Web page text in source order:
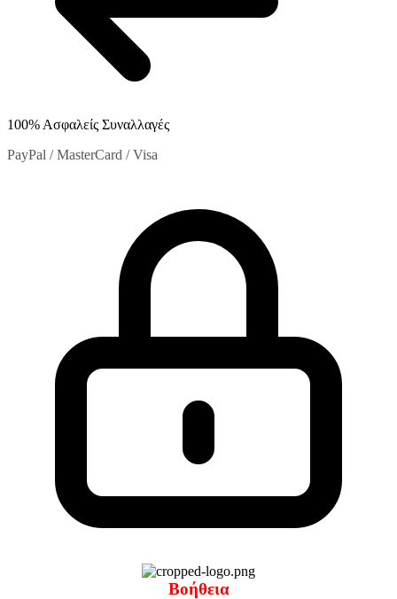
100% Ασφαλείς Συναλλαγές
PayPal / MasterCard / Visa
Βοήθεια